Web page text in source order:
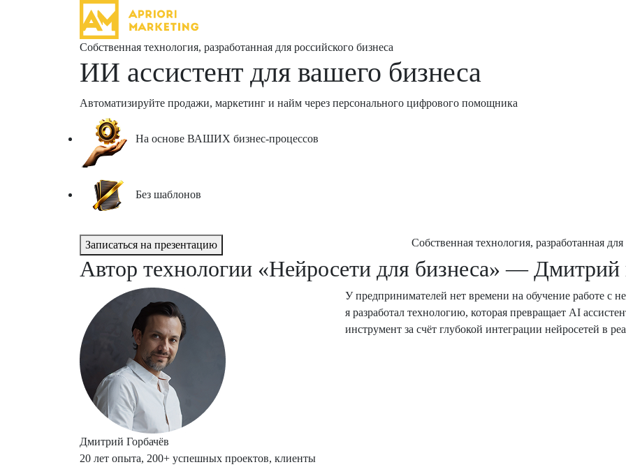
Собственная технология, разработанная для российского бизнеса
ИИ ассистент для вашего бизнеса
Автоматизируйте продажи, маркетинг и найм через персонального цифрового помощника
На основе ВАШИХ бизнес-процессов
Без шаблонов
Записаться на презентацию Собственная технология, разработанная
Автор технологии «Нейросети для бизнеса» — Дмитрий
Дмитрий Горбачёв
20 лет опыта, 200+ успешных проектов, клиенты
У предпринимателей нет времени на обучение работе с
я разработал технологию, которая превращает AI
инструмент за счёт глубокой интеграции нейросетей в